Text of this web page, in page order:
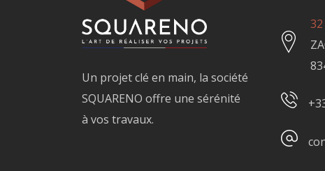
Un projet clé en main, la société
SQUARENO offre une sérénité
à vos travaux.